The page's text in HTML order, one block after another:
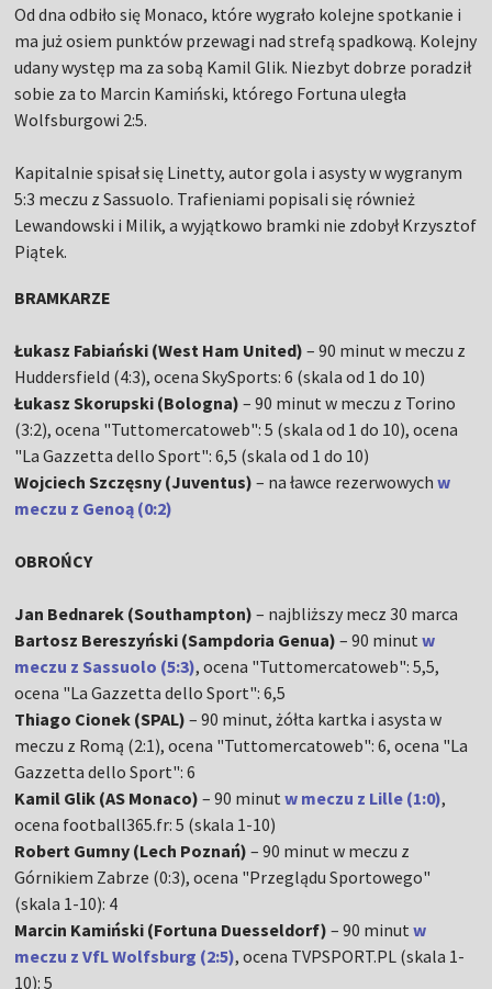
Od dna odbiło się Monaco, które wygrało kolejne spotkanie i
ma już osiem punktów przewagi nad strefą spadkową. Kolejny
udany występ ma za sobą Kamil Glik. Niezbyt dobrze poradził
sobie za to Marcin Kamiński, którego Fortuna uległa
Wolfsburgowi 2:5.
Kapitalnie spisał się Linetty, autor gola i asysty w wygranym
5:3 meczu z Sassuolo. Trafieniami popisali się również
Lewandowski i Milik, a wyjątkowo bramki nie zdobył Krzysztof
Piątek.
BRAMKARZE
Łukasz Fabiański (West Ham United) – 90 minut w meczu z
Huddersfield (4:3), ocena SkySports: 6 (skala od 1 do 10)
Łukasz Skorupski (Bologna) – 90 minut w meczu z Torino
(3:2), ocena "Tuttomercatoweb": 5 (skala od 1 do 10), ocena
"La Gazzetta dello Sport": 6,5 (skala od 1 do 10)
Wojciech Szczęsny (Juventus) – na ławce rezerwowychw
meczu z Genoą (0:2)
OBROŃCY
Jan Bednarek (Southampton) – najbliższy mecz 30 marca
Bartosz Bereszyński (Sampdoria Genua) – 90 minutw
meczu z Sassuolo (5:3), ocena "Tuttomercatoweb": 5,5,
ocena "La Gazzetta dello Sport": 6,5
Thiago Cionek (SPAL) – 90 minut, żółta kartka i asysta w
meczu z Romą (2:1), ocena "Tuttomercatoweb": 6, ocena "La
Gazzetta dello Sport": 6
Kamil Glik (AS Monaco) – 90 minutw meczu z Lille (1:0),
ocena football365.fr: 5 (skala 1-10)
Robert Gumny (Lech Poznań) – 90 minut w meczu z
Górnikiem Zabrze (0:3), ocena "Przeglądu Sportowego"
(skala 1-10): 4
Marcin Kamiński (Fortuna Duesseldorf) – 90 minutw
meczu z VfL Wolfsburg (2:5), ocena TVPSPORT.PL (skala 1-
10): 5